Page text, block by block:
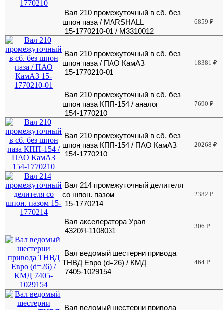
Вал 210 промежуточный в сб. без
шпон паза / MARSHALL
15-1770210-01 / M3310012
6859₽
Вал 210 промежуточный в сб. без
шпон паза / ПАО КамАЗ
15-1770210-01
18381₽
Вал 210 промежуточный в сб. без
шпон паза КПП-154 / аналог
154-1770210
7690₽
Вал 210 промежуточный в сб. без
шпон паза КПП-154 / ПАО КамАЗ
154-1770210
20268₽
Вал 214 промежуточный делителя
со шпон. пазом
15-1770214
2382₽
Вал акселератора Урал
4320Я-1108031
306₽
Вал ведомый шестерни привода
ТНВД Евро (d=26) / КМД
7405-1029154
464₽
Вал ведомый шестерни привода